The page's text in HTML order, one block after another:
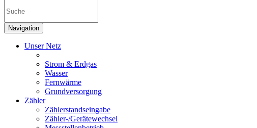
Navigation
Unser Netz
Strom & Erdgas
Wasser
Fernwärme
Grundversorgung
Zähler
Zählerstandseingabe
Zähler-/Gerätewechsel